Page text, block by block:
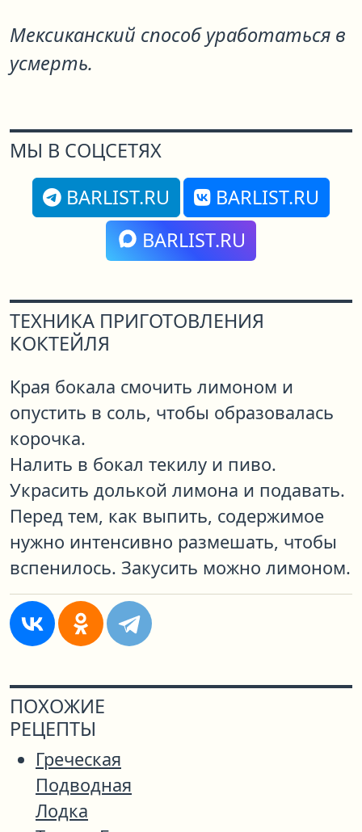
Мексиканский способ уработаться в
усмерть.
МЫ В СОЦСЕТЯХ
BARLIST.RU
BARLIST.RU
BARLIST.RU
ТЕХНИКА ПРИГОТОВЛЕНИЯ
КОКТЕЙЛЯ
Края бокала смочить лимоном и
опустить в соль, чтобы образовалась
корочка.
Налить в бокал текилу и пиво.
Украсить долькой лимона и подавать.
Перед тем, как выпить, содержимое
нужно интенсивно размешать, чтобы
вспенилось. Закусить можно лимоном.
ПОХОЖИЕ
РЕЦЕПТЫ
Греческая
Подводная
Лодка